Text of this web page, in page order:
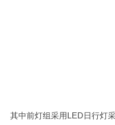
其中前灯组采用LED日行灯